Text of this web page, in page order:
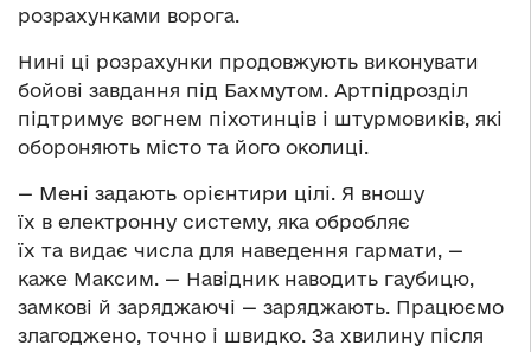
розрахунками ворога.
Нині ці розрахунки продовжують виконувати
бойові завдання під Бахмутом. Артпідрозділ
підтримує вогнем піхотинців і штурмовиків, які
обороняють місто та його околиці.
— Мені задають орієнтири цілі. Я вношу
їх в електронну систему, яка обробляє
їх та видає числа для наведення гармати, —
каже Максим. — Навідник наводить гаубицю,
замкові й заряджаючі — заряджають. Працюємо
злагоджено, точно і швидко. За хвилину після